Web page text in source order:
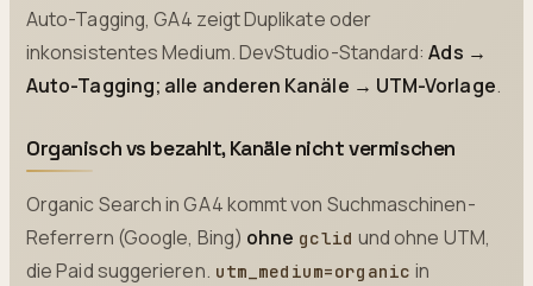
Auto-Tagging, GA4 zeigt Duplikate oder
inkonsistentes Medium. DevStudio-Standard:Ads →
Auto-Tagging; alle anderen Kanäle → UTM-Vorlage.
Organisch vs bezahlt, Kanäle nicht vermischen
Organic Search in GA4 kommt von Suchmaschinen-
Referrern (Google, Bing) ohne gclid und ohne UTM,
die Paid suggerieren. utm_medium=organic in